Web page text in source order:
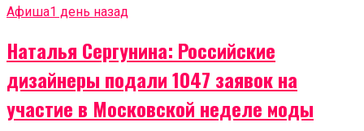
Афиша1 день назад
Наталья Сергунина: Российские
дизайнеры подали 1047 заявок на
участие в Московской неделе моды